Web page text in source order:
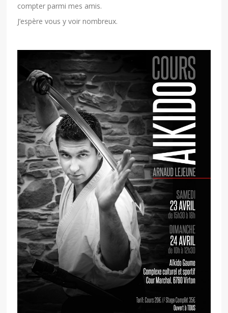
compter parmi mes amis.
J’espère vous y voir nombreux.